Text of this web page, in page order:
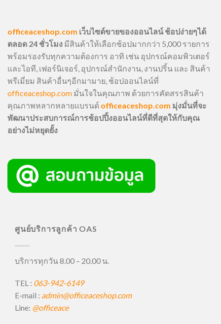
officeaceshop.com เว็บไซต์ขายของออนไลน์ ช้อปง่ายๆได้
ตลอด 24 ชั่วโมง มีสินค้าให้เลือกช้อปมากกว่า 5,000 รายการ
พร้อมรองรับทุกความต้องการ อาทิ เช่น อุปกรณ์คอมพิวเตอร์
และไอที, เฟอร์นิเจอร์, อุปกรณ์สำนักงาน, งานปริ้น และ สินค้า
พรีเมี่ยม สินค้าอื่นๆอีกมามาย, ช้อปออนไลน์ที่
officeaceshop.com มั่นใจในคุณภาพ ด้วยการคัดสรรสินค้า
คุณภาพหลากหลายแบรนด์ officeaceshop.com มุ่งมั่นที่จะ
พัฒนาประสบการณ์การช้อปปิ้งออนไลน์ที่ดีที่สุดให้กับคุณ
อย่างไม่หยุดยั้ง
ศูนย์บริการลูกค้า OAS
บริการทุกวัน 8.00 – 20.00 น.
TEL : 063-942-6149
E-mail : admin@officeaceshop.com
Line: @officeace